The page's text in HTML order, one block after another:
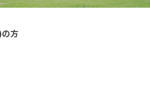
方